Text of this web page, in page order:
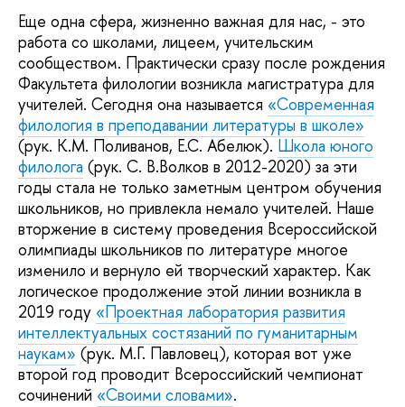
Еще одна сфера, жизненно важная для нас, - это
работа со школами, лицеем, учительским
сообществом. Практически сразу после рождения
Факультета филологии возникла магистратура для
учителей. Сегодня она называется «Современная
филология в преподавании литературы в школе»
(рук. К.М. Поливанов, Е.С. Абелюк). Школа юного
филолога (рук. С. В.Волков в 2012-2020) за эти
годы стала не только заметным центром обучения
школьников, но привлекла немало учителей. Наше
вторжение в систему проведения Всероссийской
олимпиады школьников по литературе многое
изменило и вернуло ей творческий характер. Как
логическое продолжение этой линии возникла в
2019 году «Проектная лаборатория развития
интеллектуальных состязаний по гуманитарным
наукам» (рук. М.Г. Павловец), которая вот уже
второй год проводит Всероссийский чемпионат
сочинений «Своими словами».